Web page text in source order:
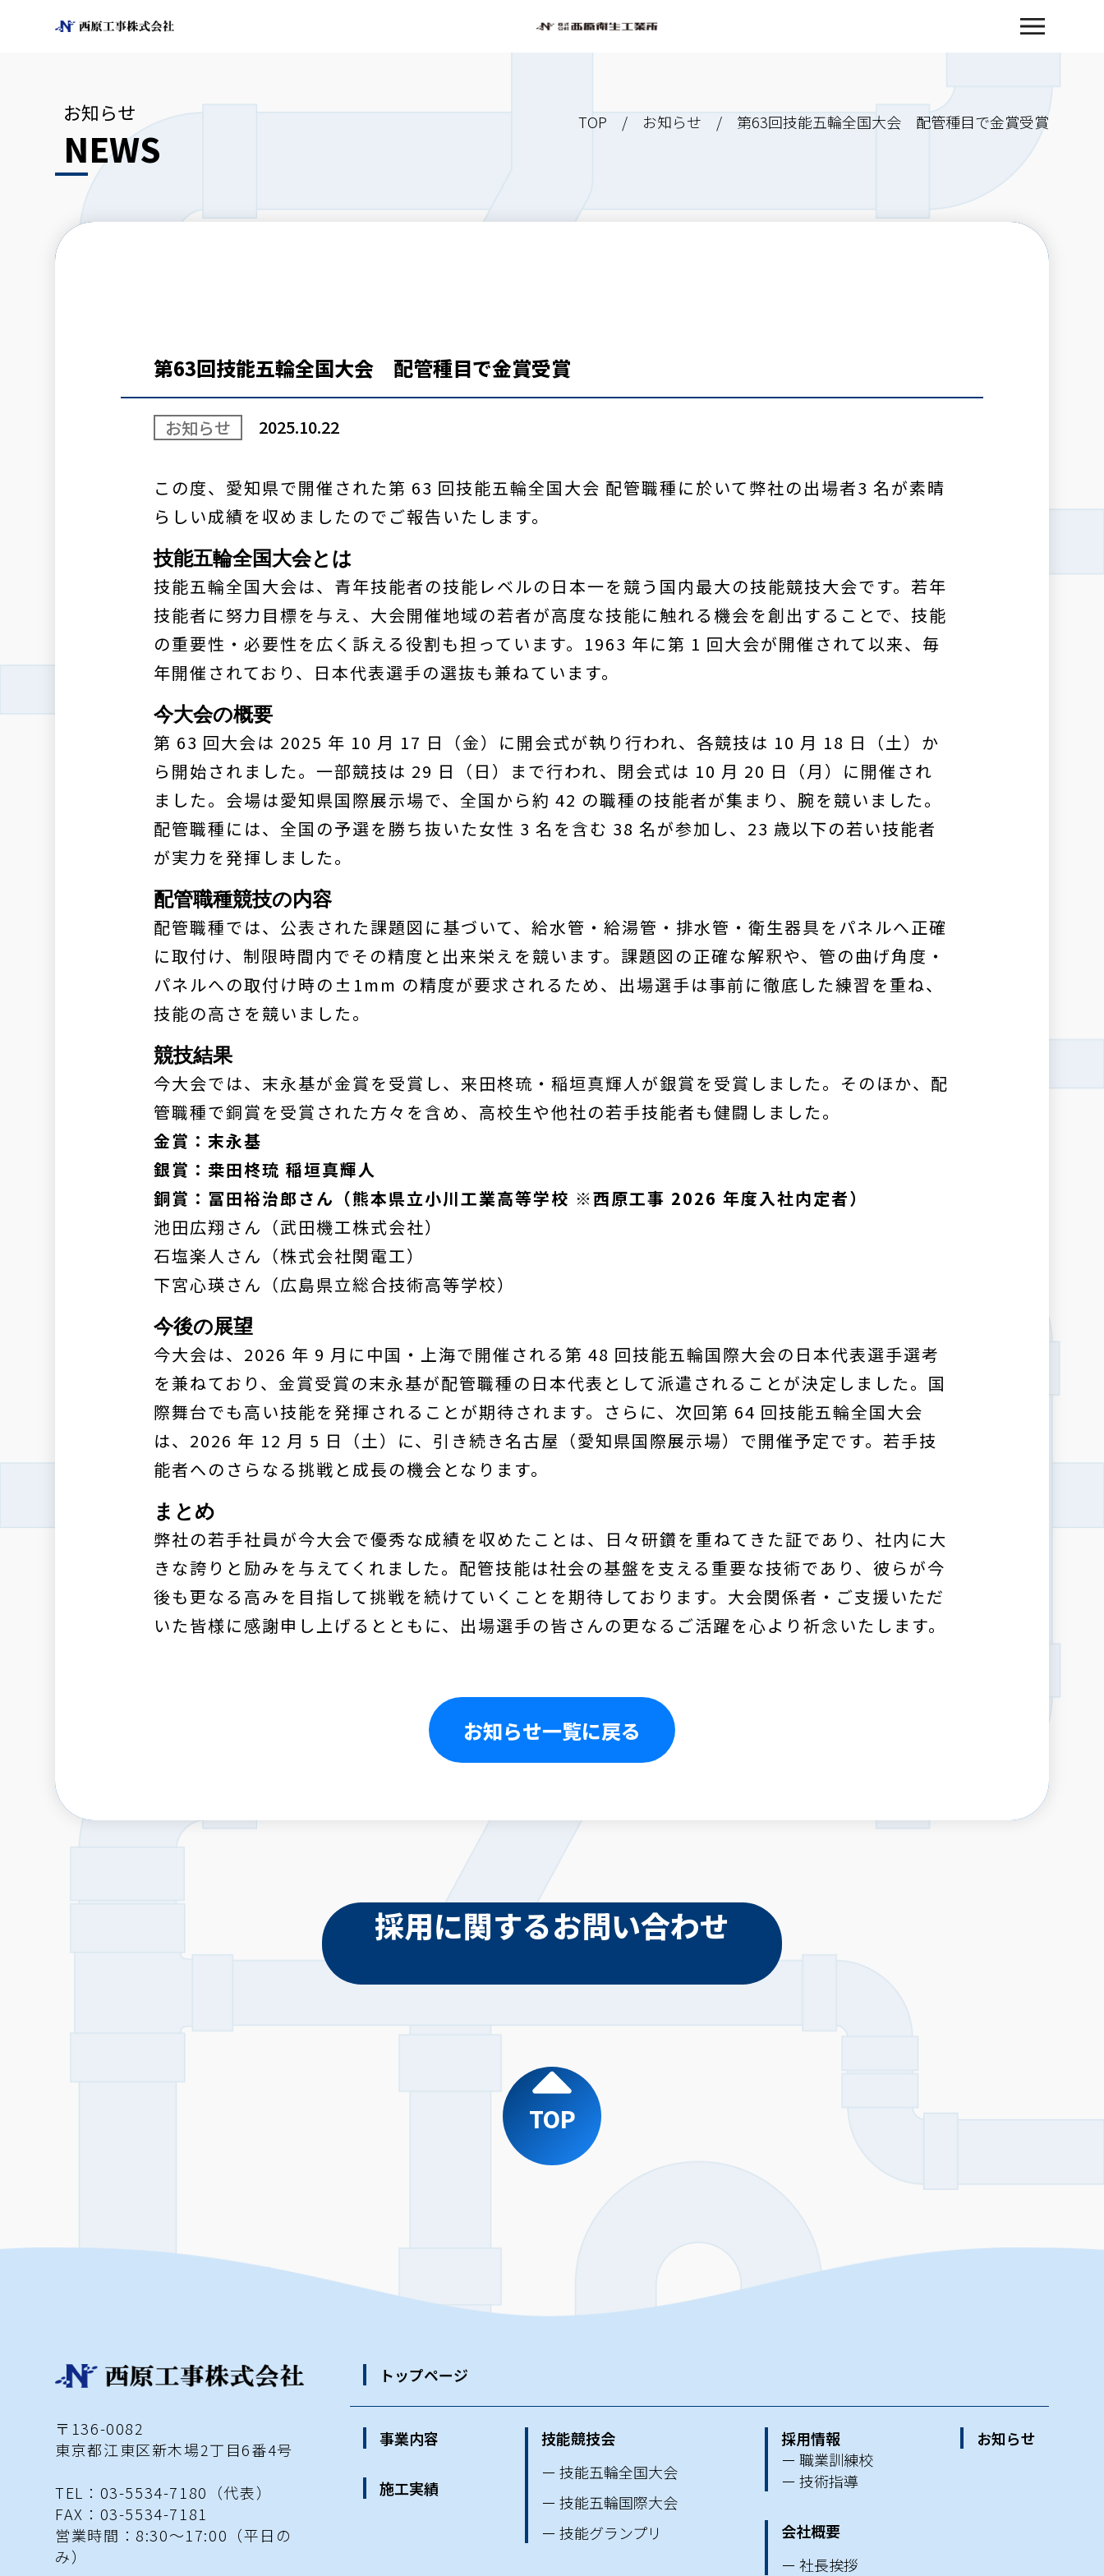
TOP / お知らせ / 第63回技能五輪全国大会 配管種目で金賞受賞
お知らせ
NEWS
第63回技能五輪全国大会 配管種目で金賞受賞
お知らせ 2025.10.22
この度、愛知県で開催された第 63 回技能五輪全国大会 配管職種に於いて弊社の出場者3 名が素晴
らしい成績を収めましたのでご報告いたします。
技能五輪全国大会とは
技能五輪全国大会は、青年技能者の技能レベルの日本一を競う国内最大の技能競技大会です。若年
技能者に努力目標を与え、大会開催地域の若者が高度な技能に触れる機会を創出することで、技能
の重要性・必要性を広く訴える役割も担っています。1963 年に第 1 回大会が開催されて以来、毎
年開催されており、日本代表選手の選抜も兼ねています。
今大会の概要
第 63 回大会は 2025 年 10 月 17 日（金）に開会式が執り行われ、各競技は 10 月 18 日（土）か
ら開始されました。一部競技は 29 日（日）まで行われ、閉会式は 10 月 20 日（月）に開催され
ました。会場は愛知県国際展示場で、全国から約 42 の職種の技能者が集まり、腕を競いました。
配管職種には、全国の予選を勝ち抜いた女性 3 名を含む 38 名が参加し、23 歳以下の若い技能者
が実力を発揮しました。
配管職種競技の内容
配管職種では、公表された課題図に基づいて、給水管・給湯管・排水管・衛生器具をパネルへ正確
に取付け、制限時間内でその精度と出来栄えを競います。課題図の正確な解釈や、管の曲げ角度・
パネルへの取付け時の±1mm の精度が要求されるため、出場選手は事前に徹底した練習を重ね、
技能の高さを競いました。
競技結果
今大会では、末永基が金賞を受賞し、来田柊琉・稲垣真輝人が銀賞を受賞しました。そのほか、配
管職種で銅賞を受賞された方々を含め、高校生や他社の若手技能者も健闘しました。
金賞：末永基
銀賞：桒田柊琉 稲垣真輝人
銅賞：冨田裕治郎さん（熊本県立小川工業高等学校 ※西原工事 2026 年度入社内定者）
池田広翔さん（武田機工株式会社）
石塩楽人さん（株式会社関電工）
下宮心瑛さん（広島県立総合技術高等学校）
今後の展望
今大会は、2026 年 9 月に中国・上海で開催される第 48 回技能五輪国際大会の日本代表選手選考
を兼ねており、金賞受賞の末永基が配管職種の日本代表として派遣されることが決定しました。国
際舞台でも高い技能を発揮されることが期待されます。さらに、次回第 64 回技能五輪全国大会
は、2026 年 12 月 5 日（土）に、引き続き名古屋（愛知県国際展示場）で開催予定です。若手技
能者へのさらなる挑戦と成長の機会となります。
まとめ
弊社の若手社員が今大会で優秀な成績を収めたことは、日々研鑽を重ねてきた証であり、社内に大
きな誇りと励みを与えてくれました。配管技能は社会の基盤を支える重要な技術であり、彼らが今
後も更なる高みを目指して挑戦を続けていくことを期待しております。大会関係者・ご支援いただ
いた皆様に感謝申し上げるとともに、出場選手の皆さんの更なるご活躍を心より祈念いたします。
お知らせ一覧に戻る
採用に関するお問い合わせ
TOP
〒136-0082
東京都江東区新木場2丁目6番4号
TEL：03-5534-7180（代表）
FAX：03-5534-7181
営業時間：8:30～17:00 （平日の
み）
トップページ
事業内容
施工実績
技能競技会
ー 技能五輪全国大会
ー 技能五輪国際大会
ー 技能グランプリ
採用情報
ー 職業訓練校
ー 技術指導
会社概要
ー 社長挨拶
お知らせ